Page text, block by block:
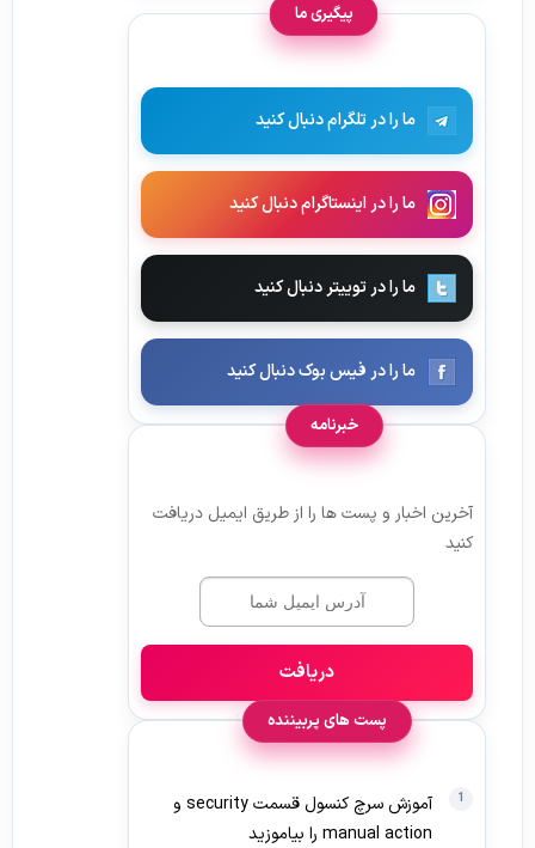
پیگیری ما
ما را در تلگرام دنبال کنید
ما را در اینستاگرام دنبال کنید
ما را در توییتر دنبال کنید
ما را در فیس بوک دنبال کنید
خبرنامه
آخرین اخبار و پست ها را از طریق ایمیل دریافت
کنید
دریافت
پست های پربیننده
آموزش سرچ کنسول قسمت security و
manual action را بیاموزید